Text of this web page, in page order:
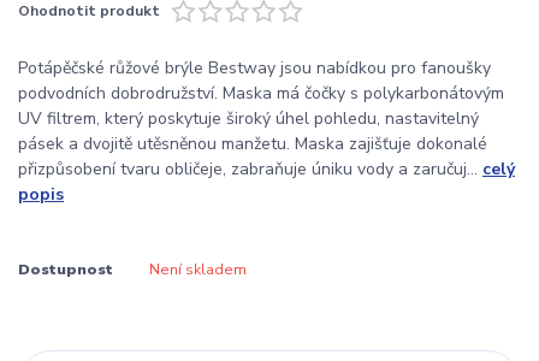
Ohodnotit produkt
Potápěčské růžové brýle Bestway jsou nabídkou pro fanoušky
podvodních dobrodružství. Maska má čočky s polykarbonátovým
UV filtrem, který poskytuje široký úhel pohledu, nastavitelný
pásek a dvojitě utěsněnou manžetu. Maska zajišťuje dokonalé
přizpůsobení tvaru obličeje, zabraňuje úniku vody a zaručuj... celý
popis
Dostupnost Není skladem